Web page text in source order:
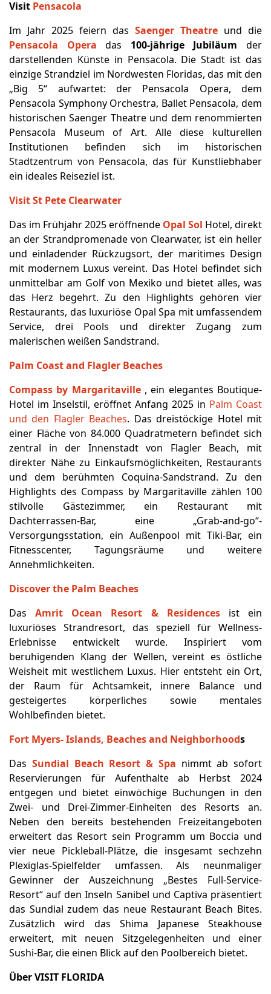
Visit Pensacola
Im Jahr 2025 feiern das Saenger Theatre und die
Pensacola Opera das 100-jährige Jubiläum der
darstellenden Künste in Pensacola. Die Stadt ist das
einzige Strandziel im Nordwesten Floridas, das mit den
„Big 5“ aufwartet: der Pensacola Opera, dem
Pensacola Symphony Orchestra, Ballet Pensacola, dem
historischen Saenger Theatre und dem renommierten
Pensacola Museum of Art. Alle diese kulturellen
Institutionen befinden sich im historischen
Stadtzentrum von Pensacola, das für Kunstliebhaber
ein ideales Reiseziel ist.
Visit St Pete Clearwater
Das im Frühjahr 2025 eröffnende Opal Sol Hotel, direkt
an der Strandpromenade von Clearwater, ist ein heller
und einladender Rückzugsort, der maritimes Design
mit modernem Luxus vereint. Das Hotel befindet sich
unmittelbar am Golf von Mexiko und bietet alles, was
das Herz begehrt. Zu den Highlights gehören vier
Restaurants, das luxuriöse Opal Spa mit umfassendem
Service, drei Pools und direkter Zugang zum
malerischen weißen Sandstrand.
Palm Coast and Flagler Beaches
Compass by Margaritaville , ein elegantes Boutique-
Hotel im Inselstil, eröffnet Anfang 2025 in Palm Coast
und den Flagler Beaches. Das dreistöckige Hotel mit
einer Fläche von 84.000 Quadratmetern befindet sich
zentral in der Innenstadt von Flagler Beach, mit
direkter Nähe zu Einkaufsmöglichkeiten, Restaurants
und dem berühmten Coquina-Sandstrand. Zu den
Highlights des Compass by Margaritaville zählen 100
stilvolle Gästezimmer, ein Restaurant mit
Dachterrassen-Bar, eine „Grab-and-go“-
Versorgungsstation, ein Außenpool mit Tiki-Bar, ein
Fitnesscenter, Tagungsräume und weitere
Annehmlichkeiten.
Discover the Palm Beaches
Das
Amrit Ocean Resort & Residencesist ein
luxuriöses Strandresort, das speziell für Wellness-
Erlebnisse entwickelt wurde. Inspiriert vom
beruhigenden Klang der Wellen, vereint es östliche
Weisheit mit westlichem Luxus. Hier entsteht ein Ort,
der Raum für Achtsamkeit, innere Balance und
gesteigertes körperliches sowie mentales
Wohlbefinden bietet.
Fort Myers- Islands, Beaches and Neighborhoods
Das Sundial Beach Resort & Spa nimmt ab sofort
Reservierungen für Aufenthalte ab Herbst 2024
entgegen und bietet einwöchige Buchungen in den
Zwei- und Drei-Zimmer-Einheiten des Resorts an.
Neben den bereits bestehenden Freizeitangeboten
erweitert das Resort sein Programm um Boccia und
vier neue Pickleball-Plätze, die insgesamt sechzehn
Plexiglas-Spielfelder umfassen. Als neunmaliger
Gewinner der Auszeichnung „Bestes Full-Service-
Resort“ auf den Inseln Sanibel und Captiva präsentiert
das Sundial zudem das neue Restaurant Beach Bites.
Zusätzlich wird das Shima Japanese Steakhouse
erweitert, mit neuen Sitzgelegenheiten und einer
Sushi-Bar, die einen Blick auf den Poolbereich bietet.
Über VISIT FLORIDA